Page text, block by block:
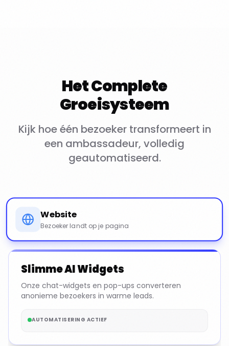
Het Complete
Groeisysteem
Kijk hoe één bezoeker transformeert in
een ambassadeur, volledig
geautomatiseerd.
Website
Bezoeker landt op je pagina
Slimme AI Widgets
Onze chat-widgets en pop-ups converteren
anonieme bezoekers in warme leads.
AUTOMATISERING ACTIEF